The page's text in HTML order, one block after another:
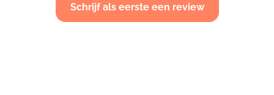
Schrijf als eerste een review